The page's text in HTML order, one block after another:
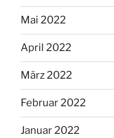
Mai 2022
April 2022
März 2022
Februar 2022
Januar 2022